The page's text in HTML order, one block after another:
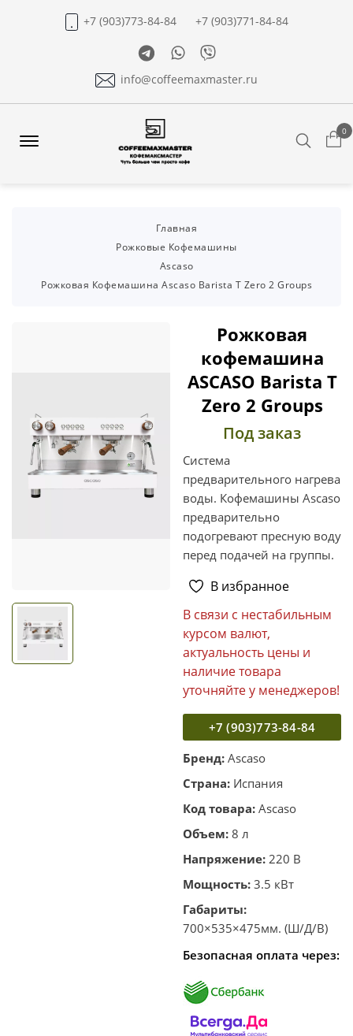
+7 (903)773-84-84
+7 (903)771-84-84
TelegramWhatsapp
Viber
info@coffeemaxmaster.ru
0
Главная
Рожковые Кофемашины
Ascaso
Рожковая Кофемашина Ascaso Barista T Zero 2 Groups
Рожковая
кофемашина
ASCASO Barista T
Zero 2 Groups
Под заказ
Система
предварительного нагрева
воды. Кофемашины Ascaso
предварительно
подогревают пресную воду
перед подачей на группы.
В избранное
В связи с нестабильным
курсом валют,
актуальность цены и
наличие товара
уточняйте у менеджеров!
+7 (903)773-84-84
Бренд: Ascaso
Страна: Испания
Код товара: Ascaso
Объем: 8 л
Напряжение: 220 В
Мощность: 3.5 кВт
Габариты:
700×535×475мм. (Ш/Д/В)
Безопасная оплата через: